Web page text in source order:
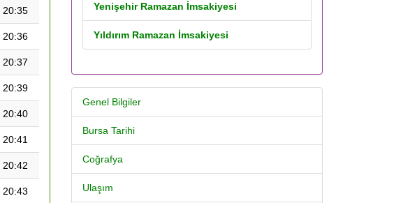
20:35
20:36
20:37
20:39
20:40
20:41
20:42
20:43
Yenişehir Ramazan İmsakiyesi
Yıldırım Ramazan İmsakiyesi
Genel Bilgiler
Bursa Tarihi
Coğrafya
Ulaşım